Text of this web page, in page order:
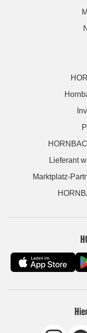
Lieferant
Marktplatz-